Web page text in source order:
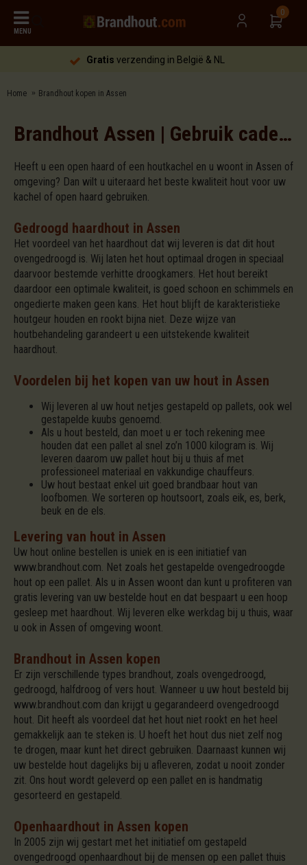
MENU
0
Gratis verzending in België & NL
Home Brandhout kopen in Assen
Brandhout Assen | Gebruik cadeaubon "lignaco" | Gratis aanmaakblokjes t.w.v. 25 euro
Heeft u een open haard of een houtkachel en u woont in Assen of
omgeving? Dan wilt u uiteraard het beste kwaliteit hout voor uw
kachel of open haard gebruiken.
Gedroogd haardhout in Assen
Het voordeel van het haardhout dat wij leveren is dat dit hout
ovengedroogd is. Wij laten het hout optimaal drogen in speciaal
daarvoor bestemde verhitte droogkamers. Het hout bereikt
daardoor een optimale kwaliteit, is goed schoon en schimmels en
ongedierte maken geen kans. Het hout blijft de karakteristieke
houtgeur houden en rookt bijna niet. Deze wijze van
houtbehandeling garandeert u een uitstekende kwaliteit
haardhout.
Voordelen bij het kopen van uw hout in Assen
Wij leveren al uw hout netjes gestapeld op pallets, ook wel
gestapelde kuubs genoemd.
Als u hout besteld, dan moet u er toch rekening mee
houden dat een pallet al snel zo’n 1000 kilogram is. Wij
leveren daarom uw pallet hout bij u thuis af met
professioneel materiaal en vakkundige chauffeurs.
Uw hout bestaat enkel uit goed brandbaar hout van
loofbomen. We sorteren op houtsoort, zoals eik, es, berk,
beuk en de els.
Levering van hout in Assen
Uw hout online bestellen is uniek en is een initiatief van
www.brandhout.com. Net zoals het gestapelde ovengedroogde
hout op een pallet. Als u in Assen woont dan kunt u profiteren van
gratis levering van uw bestelde hout en dat bespaart u een hoop
gesleep met haardhout. Wij leveren elke werkdag bij u thuis, waar
u ook in Assen of omgeving woont.
Brandhout in Assen kopen
Er zijn verschillende types brandhout, zoals ovengedroogd,
gedroogd, halfdroog of vers hout. Wanneer u uw hout besteld bij
www.brandhout.com dan krijgt u gegarandeerd ovengedroogd
hout. Dit heeft als voordeel dat het hout niet rookt en het heel
gemakkelijk aan te steken is. U hoeft het hout dus niet zelf nog
te drogen, maar kunt het direct gebruiken. Daarnaast kunnen wij
uw bestelde hout dagelijks bij u afleveren, zodat u nooit zonder
zit. Ons hout wordt geleverd op een pallet en is handmatig
gesorteerd en gestapeld.
Openhaardhout in Assen kopen
In 2005 zijn wij gestart met het initiatief om gestapeld
ovengedroogd openhaardhout bij de mensen op een pallet thuis